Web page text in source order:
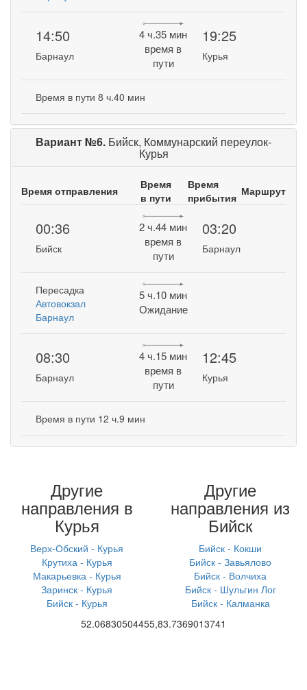
14:50
Барнаул
4 ч.35 мин
время в
пути
19:25
Курья
Время в пути 8 ч.40 мин
Вариант №6. Бийск, Коммунарский переулок-
Курья
Время отправления
Время
в пути
Время
прибытия Маршрут
00:36
Бийск
2 ч.44 мин
время в
пути
03:20
Барнаул
Пересадка
Автовокзал
Барнаул
5 ч.10 мин
Ожидание
08:30
Барнаул
4 ч.15 мин
время в
пути
12:45
Курья
Время в пути 12 ч.9 мин
Другие
направления в
Курья
Верх-Обский - Курья
Крутиха - Курья
Макарьевка - Курья
Заринск - Курья
Бийск - Курья
Другие
направления из
Бийск
Бийск - Кокши
Бийск - Завьялово
Бийск - Волчиха
Бийск - Шульгин Лог
Бийск - Калманка
52.06830504455,83.7369013741